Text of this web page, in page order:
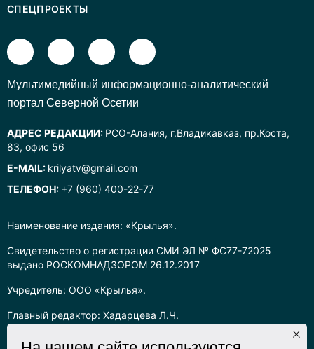
Наименование издания: «Крылья».
Свидетельство о регистрации СМИ ЭЛ № ФС77-72025
выдано РОСКОМНАДЗОРОМ 26.12.2017
Учредитель: ООО «Крылья».
Главный редактор: Хадарцева Л.Ч.
Информация на сайте предназначена для лиц старше 16 лет.
СПЕЦПРОЕКТЫ
Mультимедийный информационно-аналитический
портал Северной Осетии
АДРЕС РЕДАКЦИИ: РСО-Алания, г.Владикавказ, пр.Коста,
83, офис 56
E-MAIL: krilyatv@gmail.com
ТЕЛЕФОН: +7 (960) 400-22-77